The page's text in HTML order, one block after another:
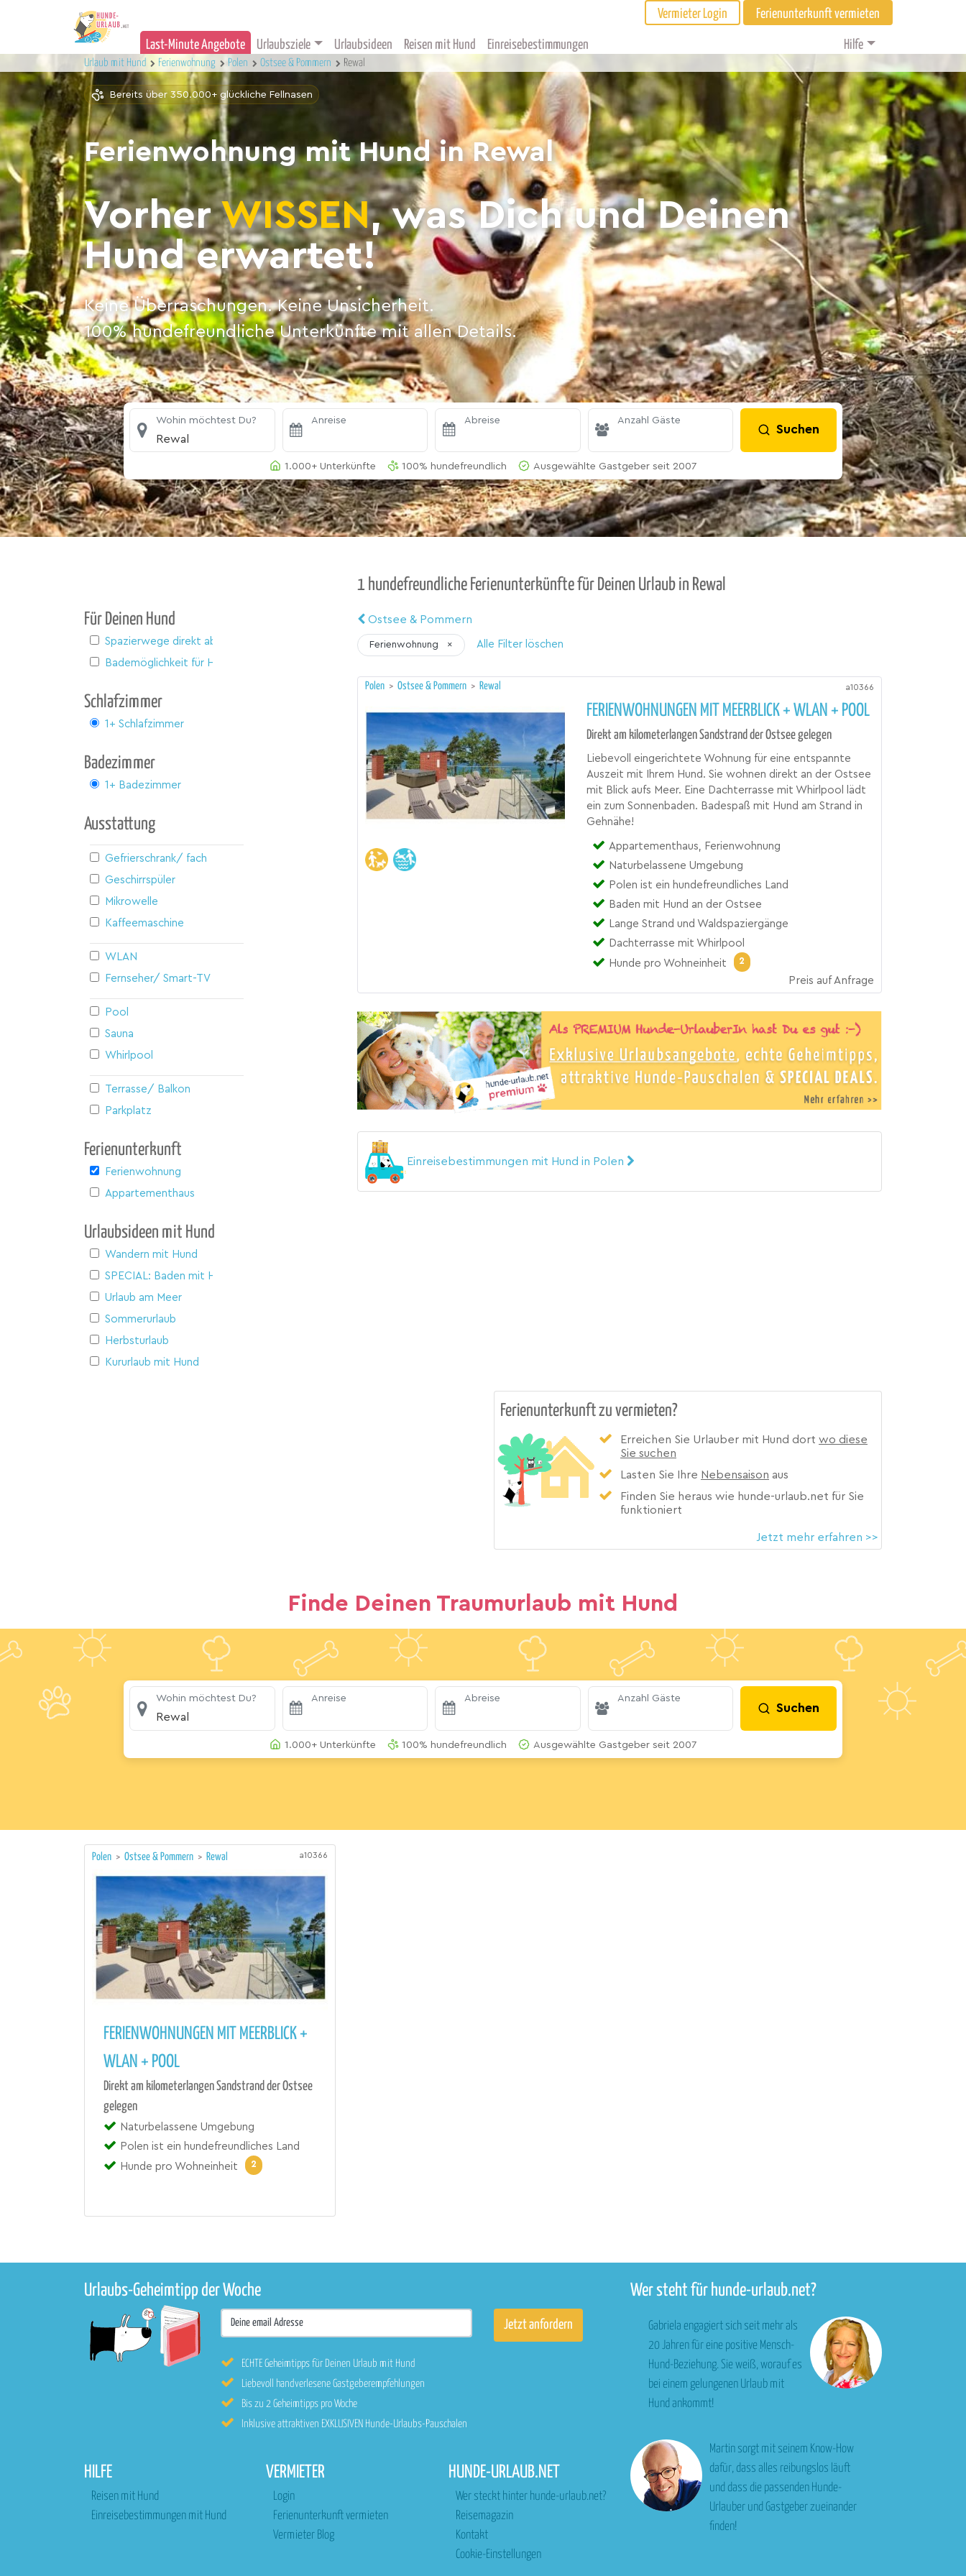
Vermieter Login Ferienunterkunft vermieten
Last-Minute Angebote Urlaubsziele Urlaubsideen Reisen mit Hund Einreisebestimmungen Hilfe
Urlaub mit Hund Ferienwohnung Polen Ostsee & Pommern Rewal
Bereits über 350.000+ glückliche Fellnasen
Ferienwohnung mit Hund in Rewal
VorherWISSEN, was Dich und Deinen
Hund erwartet!
Keine Überraschungen. Keine Unsicherheit.
100% hundefreundliche Unterkünfte mit allen Details.
Wohin möchtest Du?
Rewal
Anreise Abreise Anzahl Gäste
Suchen
1.000+ Unterkünfte 100% hundefreundlich Ausgewählte Gastgeber seit 2007
Für Deinen Hund
Spazierwege direkt ab Haus
Bademöglichkeit für Hunde
Schlafzimmer
1+ Schlafzimmer
Badezimmer
1+ Badezimmer
Ausstattung
Gefrierschrank/ fach
Geschirrspüler
Mikrowelle
Kaffeemaschine
WLAN
Fernseher/ Smart-TV
Pool
Sauna
Whirlpool
Terrasse/ Balkon
Parkplatz
Ferienunterkunft
Ferienwohnung
Appartementhaus
Urlaubsideen mit Hund
Wandern mit Hund
SPECIAL: Baden mit Hund
Urlaub am Meer
Sommerurlaub
Herbsturlaub
Kururlaub mit Hund
1 hundefreundliche Ferienunterkünfte für Deinen Urlaub in Rewal
Ostsee & Pommern
Ferienwohnung × Alle Filter löschen
Polen > Ostsee & Pommern > Rewal a10366
FERIENWOHNUNGEN MIT MEERBLICK + WLAN + POOL
Direkt am kilometerlangen Sandstrand der Ostsee gelegen
Liebevoll eingerichtete Wohnung für eine entspannte
Auszeit mit Ihrem Hund. Sie wohnen direkt an der Ostsee
mit Blick aufs Meer. Eine Dachterrasse mit Whirlpool lädt
ein zum Sonnenbaden. Badespaß mit Hund am Strand in
Gehnähe!
Appartementhaus, Ferienwohnung
Naturbelassene Umgebung
Polen ist ein hundefreundliches Land
Baden mit Hund an der Ostsee
Lange Strand und Waldspaziergänge
Dachterrasse mit Whirlpool
Hunde pro Wohneinheit
2
Preis auf Anfrage
Einreisebestimmungen mit Hund in Polen
Ferienunterkunft zu vermieten?
Erreichen Sie Urlauber mit Hund dort wo diese
Sie suchen
Lasten Sie Ihre Nebensaison aus
Finden Sie heraus wie hunde-urlaub.net für Sie
funktioniert
Jetzt mehr erfahren >>
Finde Deinen Traumurlaub mit Hund
Wohin möchtest Du?
Rewal
Anreise Abreise Anzahl Gäste
Suchen
1.000+ Unterkünfte 100% hundefreundlich Ausgewählte Gastgeber seit 2007
Polen > Ostsee & Pommern > Rewal a10366
FERIENWOHNUNGEN MIT MEERBLICK +
WLAN + POOL
Direkt am kilometerlangen Sandstrand der Ostsee
gelegen
Naturbelassene Umgebung
Polen ist ein hundefreundliches Land
Hunde pro Wohneinheit
2
Urlaubs-Geheimtipp der Woche
ECHTE Geheimtipps für Deinen Urlaub mit Hund
Liebevoll handverlesene Gastgeberempfehlungen
Bis zu 2 Geheimtipps pro Woche
Inklusive attraktiven EXKLUSIVEN Hunde-Urlaubs-Pauschalen
HILFE
Reisen mit Hund
Einreisebestimmungen mit Hund
VERMIETER
Login
Ferienunterkunft vermieten
Vermieter Blog
HUNDE-URLAUB.NET
Wer steckt hinter hunde-urlaub.net?
Reisemagazin
Kontakt
Cookie-Einstellungen
Wer steht für hunde-urlaub.net?
Gabriela engagiert sich seit mehr als
20 Jahren für eine positive Mensch-
Hund-Beziehung. Sie weiß, worauf es
bei einem gelungenen Urlaub mit
Hund ankommt!
Martin sorgt mit seinem Know-How
dafür, dass alles reibungslos läuft
und dass die passenden Hunde-
Urlauber und Gastgeber zueinander
finden!